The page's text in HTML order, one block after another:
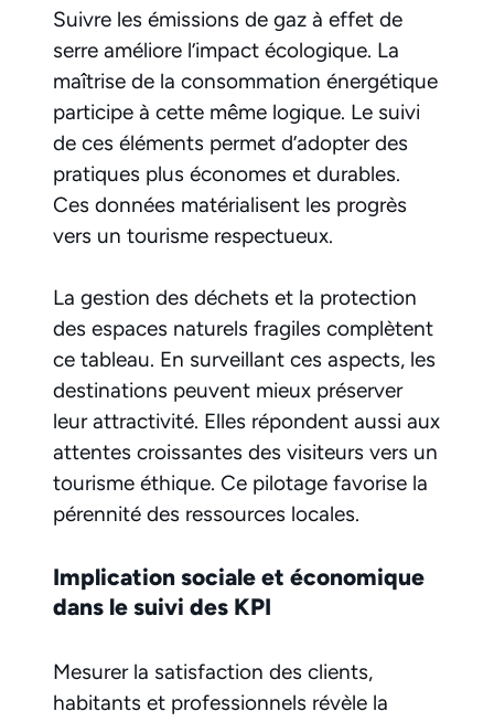
Suivre les émissions de gaz à effet de
serre améliore l’impact écologique. La
maîtrise de la consommation énergétique
participe à cette même logique. Le suivi
de ces éléments permet d’adopter des
pratiques plus économes et durables.
Ces données matérialisent les progrès
vers un tourisme respectueux.
La gestion des déchets et la protection
des espaces naturels fragiles complètent
ce tableau. En surveillant ces aspects, les
destinations peuvent mieux préserver
leur attractivité. Elles répondent aussi aux
attentes croissantes des visiteurs vers un
tourisme éthique. Ce pilotage favorise la
pérennité des ressources locales.
Implication sociale et économique
dans le suivi des KPI
Mesurer la satisfaction des clients,
habitants et professionnels révèle la